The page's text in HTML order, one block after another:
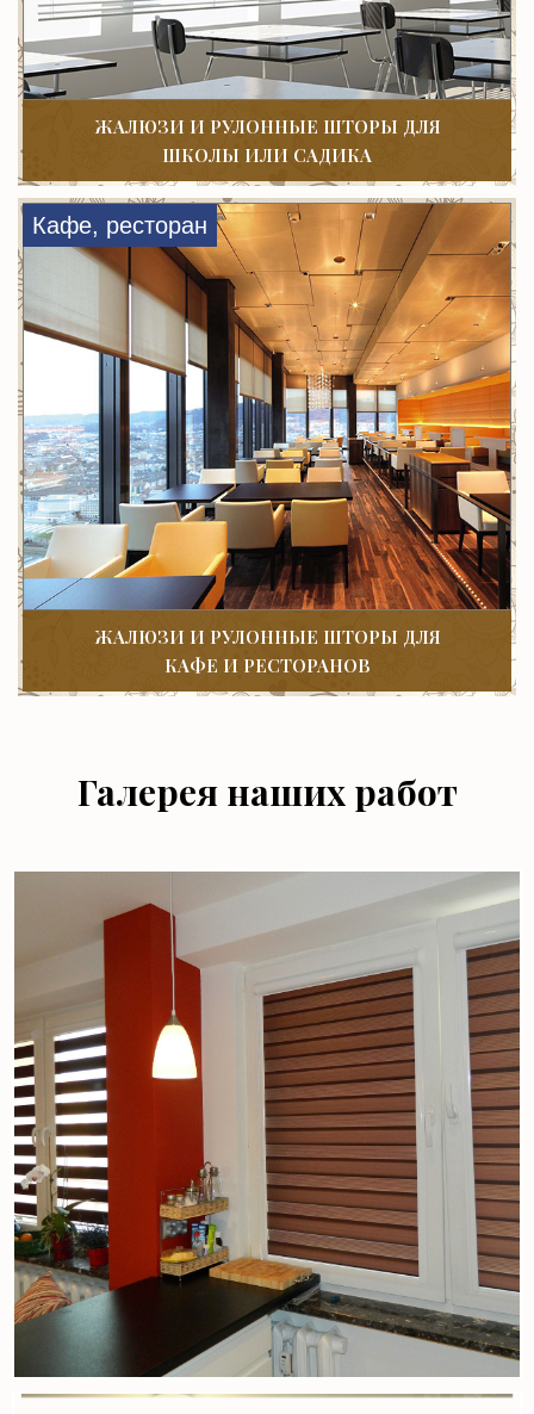
ЖАЛЮЗИ И РУЛОННЫЕ ШТОРЫ ДЛЯ
ШКОЛЫ ИЛИ САДИКА
Кафе, ресторан
ЖАЛЮЗИ И РУЛОННЫЕ ШТОРЫ ДЛЯ
КАФЕ И РЕСТОРАНОВ
Галерея наших работ